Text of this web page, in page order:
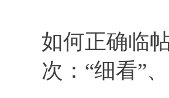
如何正确临
次：“细看”